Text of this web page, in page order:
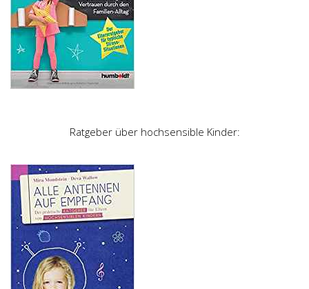
Ratgeber über hochsensible Kinder: